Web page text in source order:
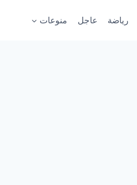
رياضة عاجل منوعات